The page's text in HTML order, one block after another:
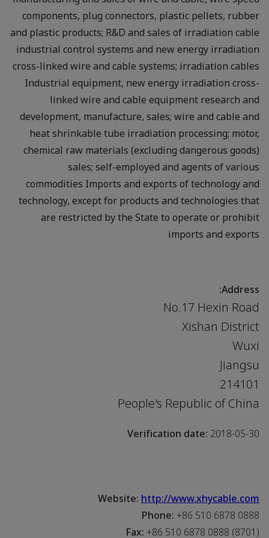
components, plug connectors, plastic pellets, rubber
and plastic products; R&D and sales of irradiation cable
industrial control systems and new energy irradiation
cross-linked wire and cable systems; irradiation cables
Industrial equipment, new energy irradiation cross-
linked wire and cable equipment research and
development, manufacture, sales; wire and cable and
heat shrinkable tube irradiation processing; motor,
chemical raw materials (excluding dangerous goods)
sales; self-employed and agents of various
commodities Imports and exports of technology and
technology, except for products and technologies that
are restricted by the State to operate or prohibit
imports and exports
Address:
No.17 Hexin Road
Xishan District
Wuxi
Jiangsu
214101
People's Republic of China
Verification date:2018-05-30
Website:http://www.xhycable.com
Phone:+86 510 6878 0888
Fax:+86 510 6878 0888 (8701)